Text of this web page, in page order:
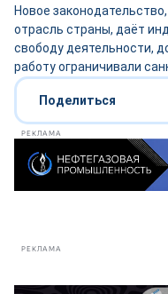
Новое
отрасль страны, даёт
свободу деятельности,
работу ограничивали
Поделиться
РЕКЛАМА
РЕКЛАМА